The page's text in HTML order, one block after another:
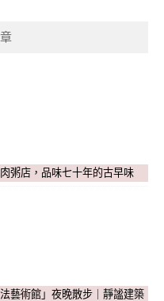
粥店，品味七十年的古早味
藝術館」夜晚散步｜靜謐建築